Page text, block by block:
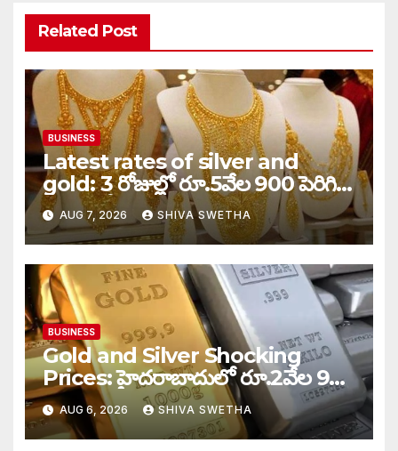
Related Post
BUSINESS
Latest rates of silver and
gold: 3 రోజుల్లో రూ.5వేల 900 పెరిగిన
తులం గోల్డ్…
AUG 7, 2026 SHIVA SWETHA
BUSINESS
Gold and Silver Shocking
Prices: హైదరాబాదులో రూ.2వేల 900
పెరిగిన తులం రేటు…
AUG 6, 2026 SHIVA SWETHA